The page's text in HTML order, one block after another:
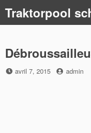
content
Traktorpool
Posted
avril 7, 2015 by
admin